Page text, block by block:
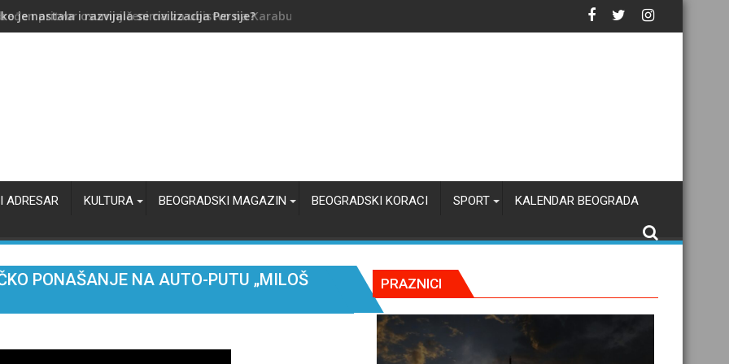
pritvor osumnjičenima za ubistvo na Karaburmi
ADRESAR KULTURA BEOGRADSKI MAGAZIN BEOGRADSKI KORACI SPORT KALENDAR BEOGRADA
PОNAŠANJЕ NA AUTО-PUTU „MILОŠ
PRAZNICI